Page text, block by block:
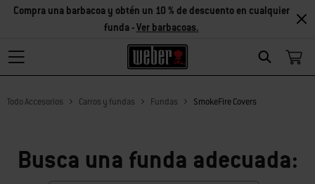
Search
Compra una barbacoa y obtén un 10 % de descuento en cualquier
funda -Ver barbacoas.
Todo Accesorios Carros y fundas Fundas SmokeFire Covers
Busca una funda adecuada: